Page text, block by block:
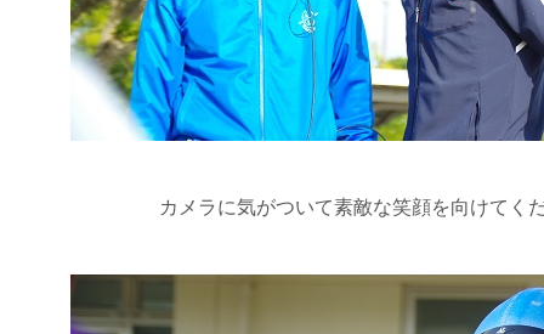
カメラに気がついて素敵な笑顔を向けてく